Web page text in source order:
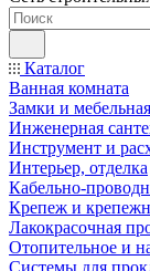
Каталог
Ванная комната
Замки и
Инженерная
Инструмент и
Интерьер, отделка
Кабельно-
Крепеж и
Лакокрасочная
Отопительное и
Системы для